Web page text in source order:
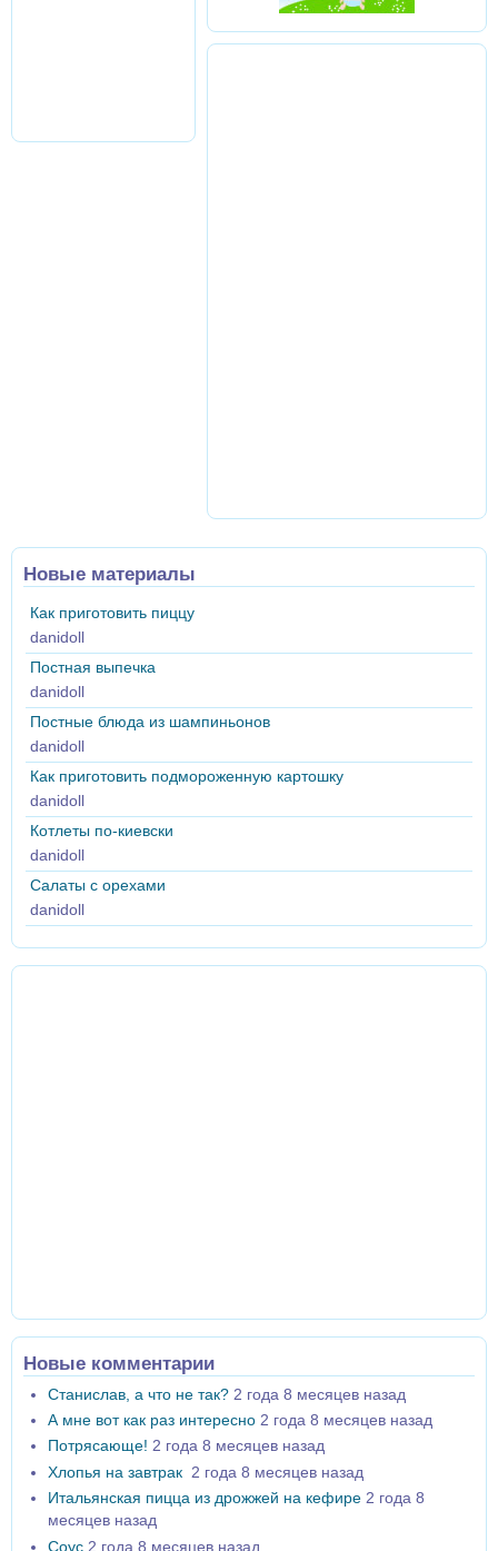
Новые материалы
Как приготовить пиццу
danidoll
Постная выпечка
danidoll
Постные блюда из шампиньонов
danidoll
Как приготовить подмороженную картошку
danidoll
Котлеты по-киевски
danidoll
Салаты с орехами
danidoll
Новые комментарии
Станислав, а что не так? 2 года 8 месяцев назад
А мне вот как раз интересно 2 года 8 месяцев назад
Потрясающе! 2 года 8 месяцев назад
Хлопья на завтрак 2 года 8 месяцев назад
Итальянская пицца из дрожжей на кефире 2 года 8
месяцев назад
Соус 2 года 8 месяцев назад